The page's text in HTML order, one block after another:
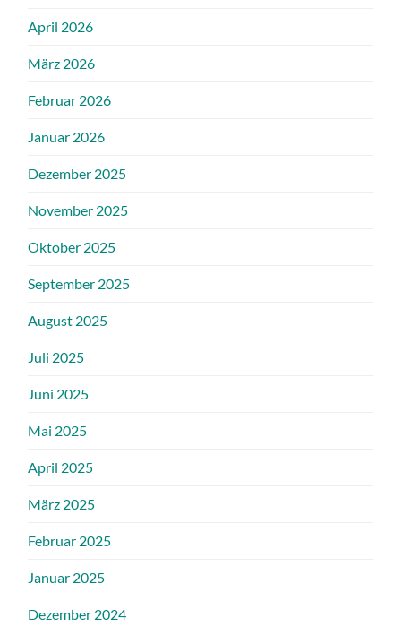
April 2026
März 2026
Februar 2026
Januar 2026
Dezember 2025
November 2025
Oktober 2025
September 2025
August 2025
Juli 2025
Juni 2025
Mai 2025
April 2025
März 2025
Februar 2025
Januar 2025
Dezember 2024